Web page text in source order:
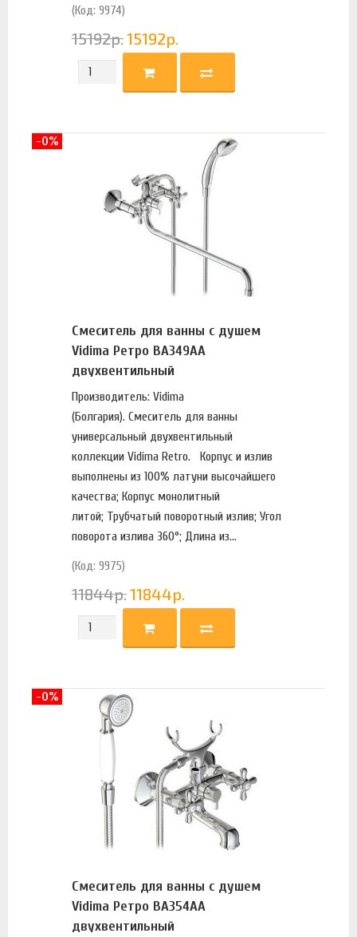
(Код: 9974)
15192р.15192р.
Смеситель для ванны с душем
Vidima Ретро BA349AA
двухвентильный
Производитель: Vidima
(Болгария). Смеситель для ванны
универсальный двухвентильный
коллекции Vidima Retro. Корпус и излив
выполнены из 100% латуни высочайшего
качества; Корпус монолитный
литой; Трубчатый поворотный излив; Угол
поворота излива 360°; Длина из...
(Код: 9975)
11844р.11844р.
-0%
Смеситель для ванны с душем
Vidima Ретро BA354AA
двухвентильный
-0%